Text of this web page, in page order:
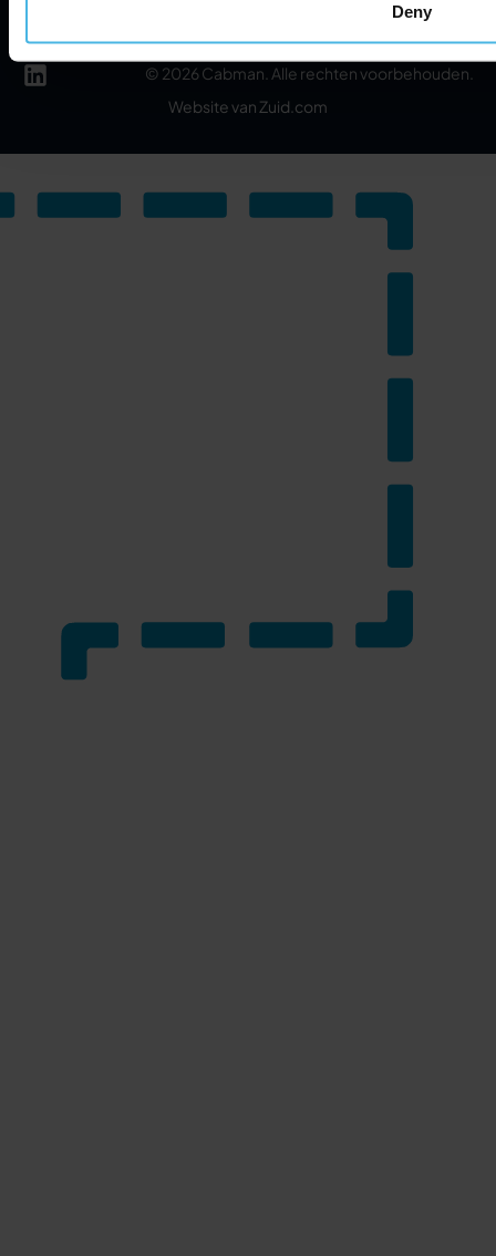
Deny
© 2026Cabman. Alle rechten voorbehouden.
Website van Zuid.com